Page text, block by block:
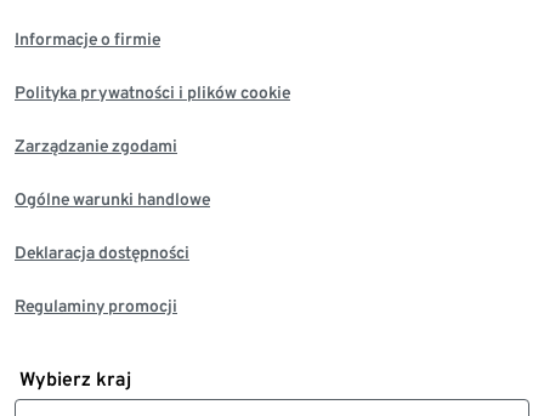
Informacje o firmie
Polityka prywatności i plików cookie
Zarządzanie zgodami
Ogólne warunki handlowe
Deklaracja dostępności
Regulaminy promocji
Wybierz kraj